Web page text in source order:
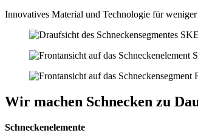
Innovatives Material und Technologie für
Wir machen Schnecken zu
Schneckenelemente